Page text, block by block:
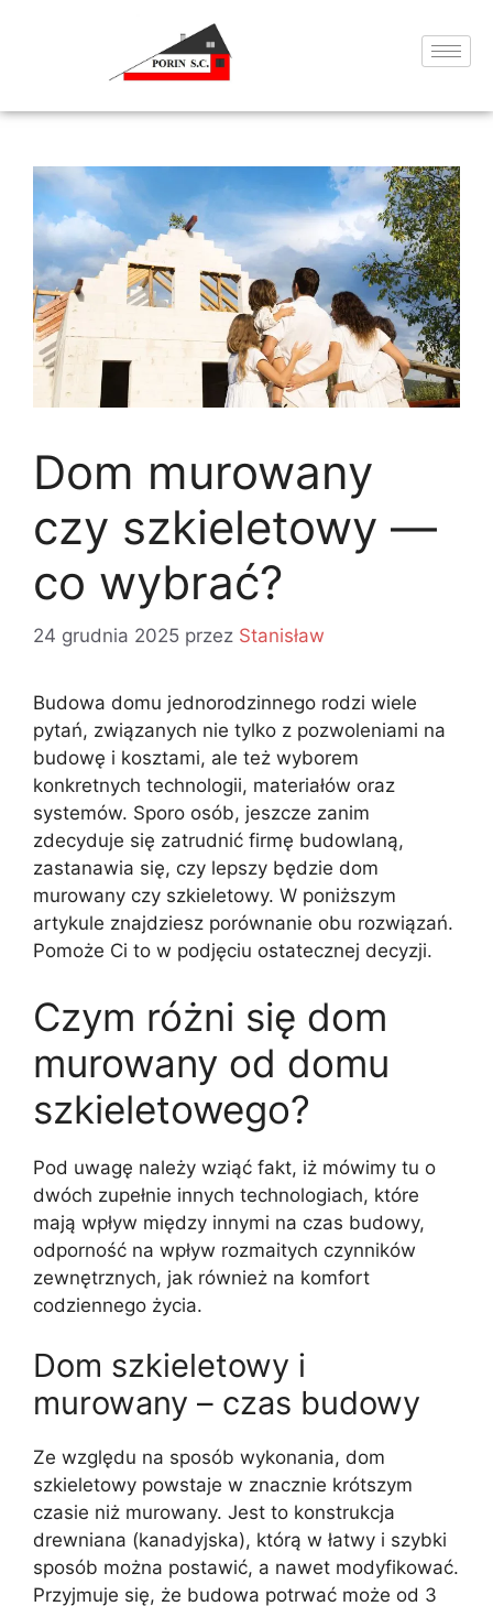
Dom murowany
czy szkieletowy —
co wybrać?
24 grudnia 2025 przez Stanisław
Budowa domu jednorodzinnego rodzi wiele
pytań, związanych nie tylko z pozwoleniami na
budowę i kosztami, ale też wyborem
konkretnych technologii, materiałów oraz
systemów. Sporo osób, jeszcze zanim
zdecyduje się zatrudnić firmę budowlaną,
zastanawia się, czy lepszy będzie dom
murowany czy szkieletowy. W poniższym
artykule znajdziesz porównanie obu rozwiązań.
Pomoże Ci to w podjęciu ostatecznej decyzji.
Czym różni się dom
murowany od domu
szkieletowego?
Pod uwagę należy wziąć fakt, iż mówimy tu o
dwóch zupełnie innych technologiach, które
mają wpływ między innymi na czas budowy,
odporność na wpływ rozmaitych czynników
zewnętrznych, jak również na komfort
codziennego życia.
Dom szkieletowy i
murowany – czas budowy
Ze względu na sposób wykonania, dom
szkieletowy powstaje w znacznie krótszym
czasie niż murowany. Jest to konstrukcja
drewniana (kanadyjska), którą w łatwy i szybki
sposób można postawić, a nawet modyfikować.
Przyjmuje się, że budowa potrwać może od 3